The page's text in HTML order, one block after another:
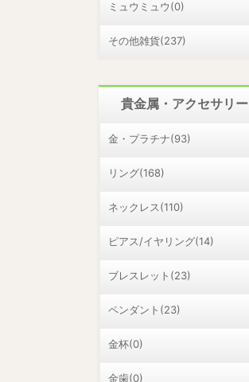
ミュウミュウ(0)
その他雑貨(237)
貴金属・アクセサリー
金・プラチナ(93)
リング(168)
ネックレス(110)
ピアス/イヤリング(14)
ブレスレット(23)
ペンダント(23)
金杯(0)
金歯(0)